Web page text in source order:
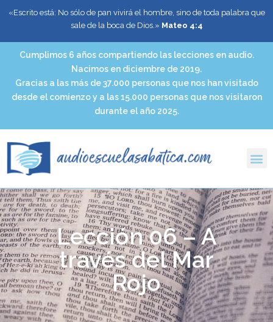
«Escrito está: No sólo de pan vivirá el hombre, sino de toda palabra que
sale de la boca de Dios.» Mateo 4:4
Cumplimos 6 años compartiendo las lecciones en audio.
Nacimos en diciembre de 2019.
Gracias a las más de 37.000 personas que nos han visitado
desde el comienzo y a las 15.000 personas que nos visitaron
durante el año 2025.
Lección 06 – A
través del Mar
Rojo